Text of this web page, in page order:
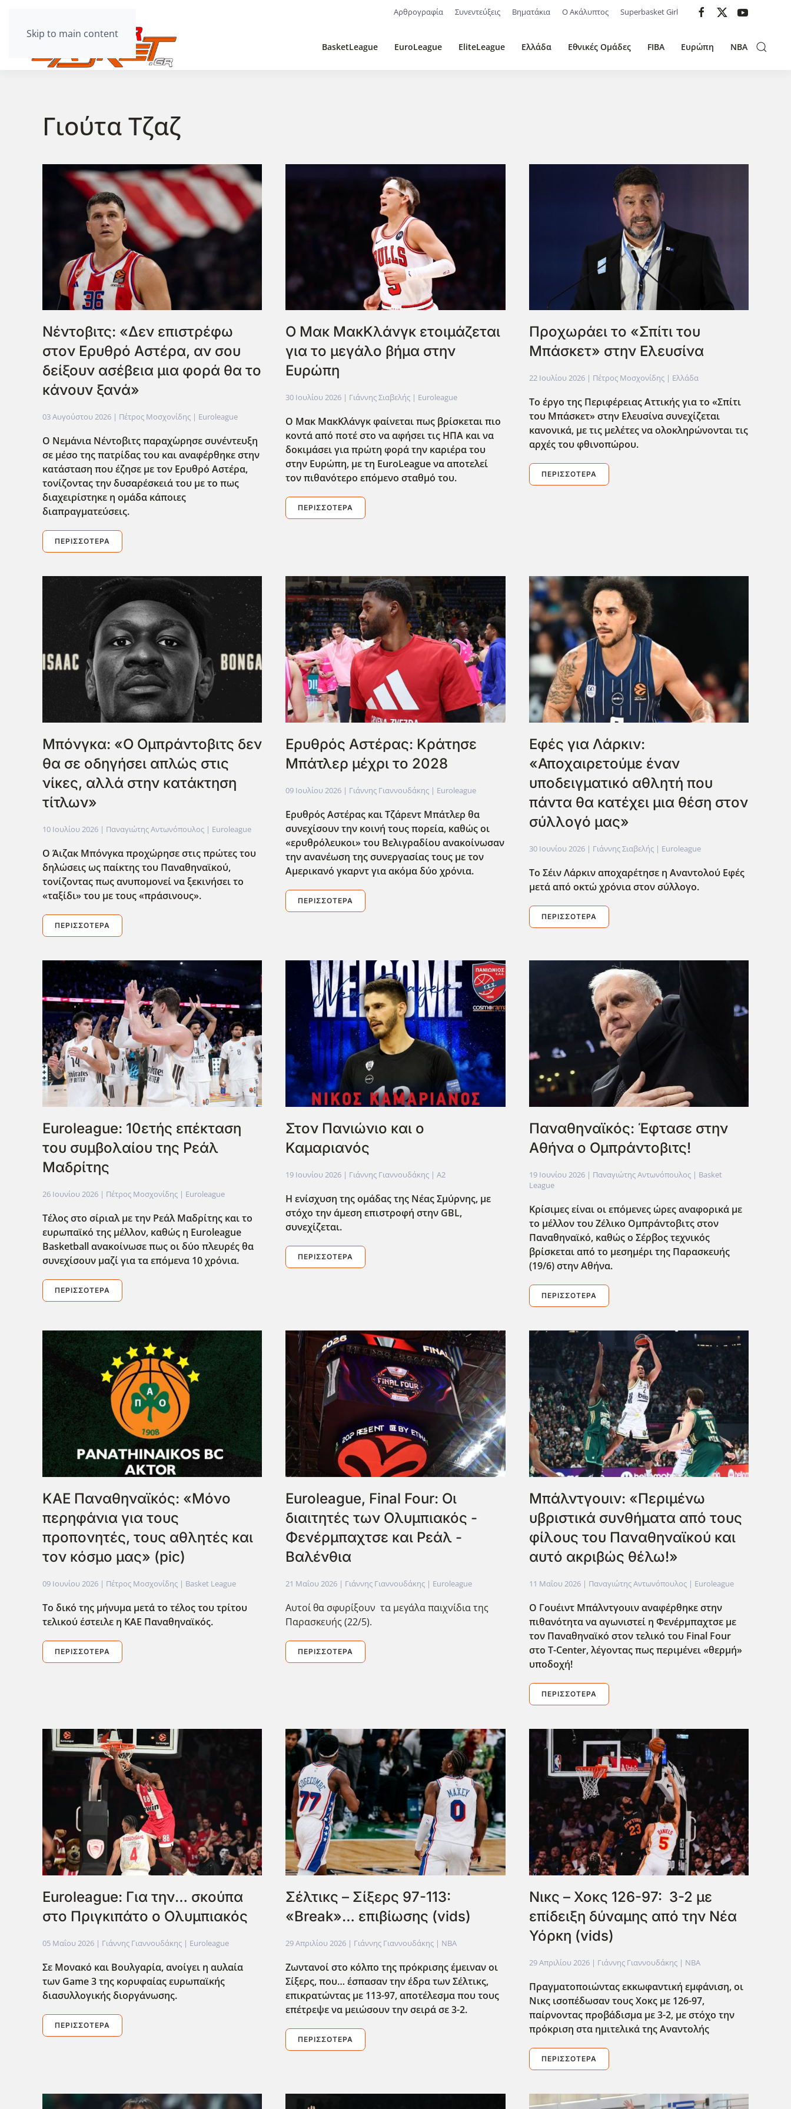
Skip to main content
Αρθρογραφία Συνεντεύξεις Βηματάκια Ο Ακάλυπτος Superbasket Girl
BasketLeague EuroLeague EliteLeague Ελλάδα Εθνικές Ομάδες FIBA Ευρώπη NBA
Γιούτα Τζαζ
Νέντοβιτς: «Δεν επιστρέφω
στον Ερυθρό Αστέρα, αν σου
δείξουν ασέβεια μια φορά θα το
κάνουν ξανά»
03 Αυγούστου 2026 | Πέτρος Μοσχονίδης | Euroleague
Ο Νεμ΄ανια Νέντοβιτς παραχ΄ωρησε συνέντευξη
σε μέσο της πατρίδας του και αναφέρθηκε στην
κατάσταση που έζησε με τον Ερυθρό Αστέρα,
τονίζοντας την δυσαρέσκειά του με το πως
διαχειρίστηκε η ομάδα κάποιες
διαπραγματεύσεις.
ΠΕΡΙΣΣΌΤΕΡΑ
Ο Μακ ΜακΚλάνγκ ετοιμάζεται
για το μεγάλο βήμα στην
Ευρώπη
30 Ιουλίου 2026 | Γιάννης Σιαβελής | Euroleague
Ο Μακ ΜακΚλάνγκ φαίνεται πως βρίσκεται πιο
κοντά από ποτέ στο να αφήσει τις ΗΠΑ και να
δοκιμάσει για πρώτη φορά την καριέρα του
στην Ευρώπη, με τη EuroLeague να αποτελεί
τον πιθανότερο επόμενο σταθμό του.
ΠΕΡΙΣΣΌΤΕΡΑ
Προχωράει το «Σπίτι του
Μπάσκετ» στην Ελευσίνα
22 Ιουλίου 2026| Πέτρος Μοσχονίδης | Ελλάδα
Το έργο της Περιφέρειας Αττικής για το «Σπίτι
του Μπάσκετ» στην Ελευσίνα συνεχίζεται
κανονικά, με τις μελέτες να ολοκληρώνονται τις
αρχές του φθινοπώρου.
ΠΕΡΙΣΣΌΤΕΡΑ
Μπόνγκα: «Ο Ομπράντοβιτς δεν
θα σε οδηγήσει απλώς στις
νίκες, αλλά στην κατάκτηση
τίτλων»
10 Ιουλίου 2026 | Παναγιώτης Αντωνόπουλος | Euroleague
Ο Άιζακ Μπόνγκα προχώρησε στις πρώτες του
δηλώσεις ως παίκτης του Παναθηναϊκού,
τονίζοντας πως ανυπομονεί να ξεκινήσει το
«ταξίδι» του με τους «πράσινους».
ΠΕΡΙΣΣΌΤΕΡΑ
Ερυθρός Αστέρας: Κράτησε
Μπάτλερ μέχρι το 2028
09 Ιουλίου 2026 | Γιάννης Γιαννουδάκης | Euroleague
Ερυθρός Αστέρας και Τζάρεντ Μπάτλερ θα
συνεχίσουν την κοινή τους πορεία, καθώς οι
«ερυθρόλευκοι» του Βελιγραδίου ανακοίνωσαν
την ανανέωση της συνεργασίας τους με τον
Αμερικανό γκαρντ για ακόμα δύο χρόνια.
ΠΕΡΙΣΣΌΤΕΡΑ
Εφές για Λάρκιν:
«Αποχαιρετούμε έναν
υποδειγματικό αθλητή που
πάντα θα κατέχει μια θέση στον
σύλλογό μας»
30 Ιουνίου 2026| Γιάννης Σιαβελής | Euroleague
Το Σέιν Λάρκιν αποχαρέτησε η Αναντολού Εφές
μετά από οκτώ χρόνια στον σύλλογο.
ΠΕΡΙΣΣΌΤΕΡΑ
Euroleague: 10ετής επέκταση
του συμβολαίου της Ρεάλ
Μαδρίτης
26 Ιουνίου 2026 | Πέτρος Μοσχονίδης | Euroleague
Τέλος στο σίριαλ με την Ρεάλ Μαδρίτης και το
ευρωπαϊκό της μέλλον, καθώς η Euroleague
Basketball ανακοίνωσε πως οι δύο πλευρές θα
συνεχίσουν μαζί για τα επόμενα 10 χρόνια.
ΠΕΡΙΣΣΌΤΕΡΑ
Στον Πανιώνιο και ο
Καμαριανός
19 Ιουνίου 2026 | Γιάννης Γιαννουδάκης |A2
Η ενίσχυση της ομάδας της Νέας Σμύρνης, με
στόχο την άμεση επιστροφή στην GBL,
συνεχίζεται.
ΠΕΡΙΣΣΌΤΕΡΑ
Παναθηναϊκός: Έφτασε στην
Αθήνα ο Ομπράντοβιτς!
19 Ιουνίου 2026| Παναγιώτης Αντωνόπουλος | Basket
League
Κρίσιμες είναι οι επόμενες ώρες αναφορικά με
το μέλλον του Ζέλικο Ομπράντοβιτς στον
Παναθηναϊκό, καθώς ο Σέρβος τεχνικός
βρίσκεται από το μεσημέρι της Παρασκευής
(19/6) στην Αθήνα.
ΠΕΡΙΣΣΌΤΕΡΑ
ΚΑΕ Παναθηναϊκός: «Μόνο
περηφάνια για τους
προπονητές, τους αθλητές και
τον κόσμο μας» (pic)
09 Ιουνίου 2026 | Πέτρος Μοσχονίδης | Basket League
Το δικό της μήνυμα μετά το τέλος του τρίτου
τελικού έστειλε η ΚΑΕ Παναθηναϊκός.
ΠΕΡΙΣΣΌΤΕΡΑ
Euroleague, Final Four: Οι
διαιτητές των Ολυμπιακός -
Φενέρμπαχτσε και Ρεάλ -
Βαλένθια
21 Μαΐου 2026 | Γιάννης Γιαννουδάκης | Euroleague
Αυτοί θα σφυρίξουν τα μεγάλα παιχνίδια της
Παρασκευής (22/5).
ΠΕΡΙΣΣΌΤΕΡΑ
Μπάλντγουιν: «Περιμένω
υβριστικά συνθήματα από τους
φίλους του Παναθηναϊκού και
αυτό ακριβώς θέλω!»
11 Μαΐου 2026| Παναγιώτης Αντωνόπουλος | Euroleague
Ο Γουέιντ Μπάλντγουιν αναφέρθηκε στην
πιθανότητα να αγωνιστεί η Φενέρμπαχτσε με
τον Παναθηναϊκό στον τελικό του Final Four
στο T-Center, λέγοντας πως περιμένει «θερμή»
υποδοχή!
ΠΕΡΙΣΣΌΤΕΡΑ
Euroleague: Για την… σκούπα
στο Πριγκιπάτο ο Ολυμπιακός
05 Μαΐου 2026 | Γιάννης Γιαννουδάκης | Euroleague
Σε Μονακό και Βουλγαρία, ανοίγει η αυλαία
των Game3 της κορυφαίας ευρωπαϊκής
διασυλλογικής διοργάνωσης.
ΠΕΡΙΣΣΌΤΕΡΑ
Σέλτικς – Σίξερς 97-113:
«Break»… επιβίωσης (vids)
29 Απριλίου 2026 | Γιάννης Γιαννουδάκης | NBA
Ζωντανοί στο κόλπο της πρόκρισης έμειναν οι
Σίξερς, που… έσπασαν την έδρα των Σέλτικς,
επικρατώντας με 113-97, αποτέλεσμα που τους
επέτρεψε να μειώσουν την σειρά σε 3-2.
ΠΕΡΙΣΣΌΤΕΡΑ
Νικς – Χοκς 126-97: 3-2 με
επίδειξη δύναμης από την Νέα
Υόρκη (vids)
29 Απριλίου 2026| Γιάννης Γιαννουδάκης | NBA
Πραγματοποιώντας εκκωφαντική εμφάνιση, οι
Νικς ισοπέδωσαν τους Χοκς με 126-97,
παίρνοντας προβάδισμα με 3-2, με στόχο την
πρόκριση στα ημιτελικά της Αναντολής
ΠΕΡΙΣΣΌΤΕΡΑ